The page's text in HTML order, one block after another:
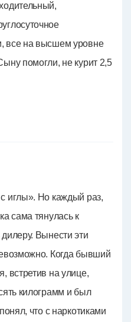
все на высшем уровне
помогли, не курит 2,5
иглы». Но каждый раз,
сама тянулась к
Вынести эти
Когда бывший
встретив на улице,
килограмм и был
что с наркотиками